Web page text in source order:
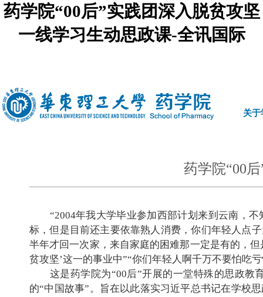
药学院“00后”实践团深入脱贫攻坚
一线学习生动思政课-全讯国际
关于
药学院“00
“2004年我大学毕业参加西部计划来到云南，
标，但是目前还主要依靠熟人消费，你们年轻人点
半年才回一次家，来自家庭的困难那一定是有的，
贫攻坚’这一的事业中”“你们年轻人啊千万不要怕吃
这是药学院为“00后”开展的一堂特殊的思政教
的“中国故事”。旨在以此落实习近平总书记在学校